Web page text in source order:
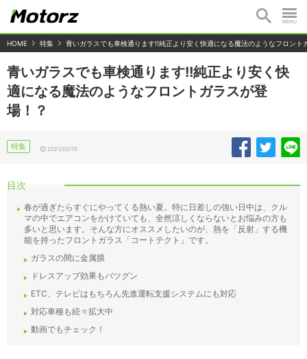
HOME 特集 青いガラスでも車検通ります!!純正より安く快適になる魔法のようなフロント
青いガラスでも車検通ります!!純正より安く快
適になる魔法のようなフロントガラスが登
場！？
特集 2021/02/15
目次
春が過ぎたらすぐにやってくる熱い夏。特に日差しの強い日中は、クル
マの中でエアコンをかけていても、全然涼しくならないとお悩みの方も
多いと思います。そんな方にオススメしたいのが、熱を「反射」する機
能を持ったフロントガラス「コートテクト」です。
ガラスの間に金属膜
ドレスアップ効果もバツグン
ETC、テレビはもちろん先進運転支援システムにも対応
対応車種も続々拡大中
動画でもチェック！